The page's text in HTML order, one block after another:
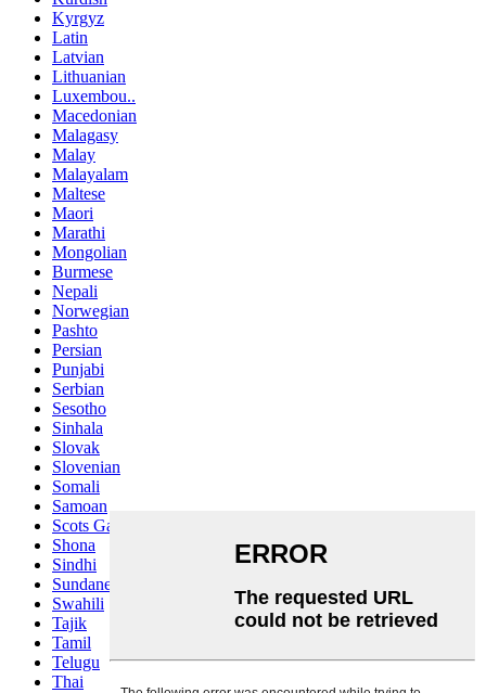
Kyrgyz
Latin
Latvian
Lithuanian
Luxembou..
Macedonian
Malagasy
Malay
Malayalam
Maltese
Maori
Marathi
Mongolian
Burmese
Nepali
Norwegian
Pashto
Persian
Punjabi
Serbian
Sesotho
Sinhala
Slovak
Slovenian
Somali
Samoan
Scots Gaelic
Shona
Sindhi
Sundanese
Swahili
Tajik
Tamil
Telugu
Thai